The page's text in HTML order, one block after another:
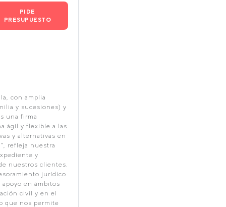
PIDE
PRESUPUESTO
con amplia
y sucesiones) y
una firma
ágil y flexible a las
y alternativas en
refleja nuestra
y
nuestros clientes.
jurídico
en ámbitos
civil y en el
que nos permite